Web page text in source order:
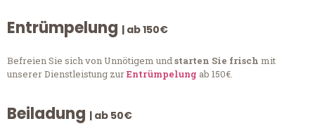
Entrümpelung | ab 150€
Befreien Sie sich von Unnötigem undstarten Sie frisch mit
unserer Dienstleistung zurEntrümpelung ab 150€.
Beiladung | ab 50€